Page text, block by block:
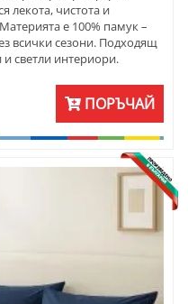
лекота, чистота и
е 100% памук –
всички сезони. Подходящ
светли интериори.
ПОРЪЧАЙ